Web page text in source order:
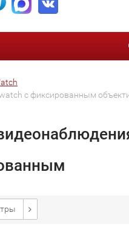
с фиксированным